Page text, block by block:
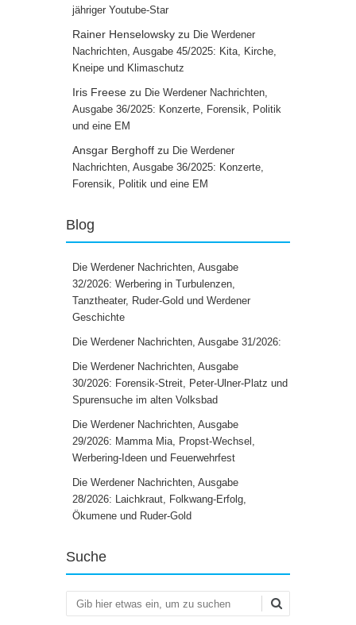
jähriger Youtube-Star
Rainer Henselowsky zu Die Werdener
Nachrichten, Ausgabe 45/2025: Kita, Kirche,
Kneipe und Klimaschutz
Iris Freese zu Die Werdener Nachrichten,
Ausgabe 36/2025: Konzerte, Forensik, Politik
und eine EM
Ansgar Berghoff zu Die Werdener
Nachrichten, Ausgabe 36/2025: Konzerte,
Forensik, Politik und eine EM
Blog
Die Werdener Nachrichten, Ausgabe
32/2026: Werbering in Turbulenzen,
Tanztheater, Ruder-Gold und Werdener
Geschichte
Die Werdener Nachrichten, Ausgabe 31/2026:
Die Werdener Nachrichten, Ausgabe
30/2026: Forensik-Streit, Peter-Ulner-Platz und
Spurensuche im alten Volksbad
Die Werdener Nachrichten, Ausgabe
29/2026: Mamma Mia, Propst-Wechsel,
Werbering-Ideen und Feuerwehrfest
Die Werdener Nachrichten, Ausgabe
28/2026: Laichkraut, Folkwang-Erfolg,
Ökumene und Ruder-Gold
Suche
Suchen